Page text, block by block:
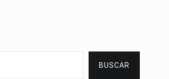
BUSCAR